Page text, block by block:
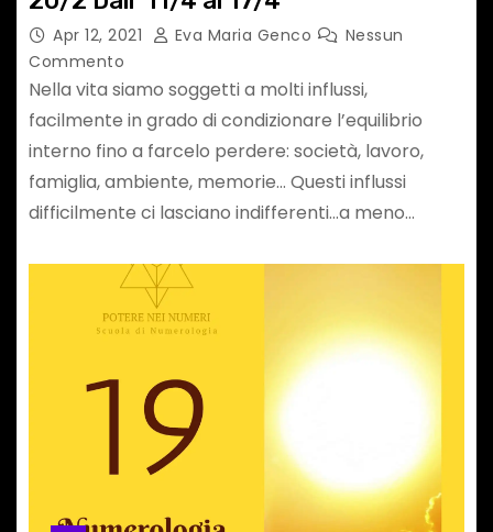
Apr 12, 2021 Eva Maria Genco
Nessun
Commento
Nella vita siamo soggetti a molti influssi,
facilmente in grado di condizionare l’equilibrio
interno fino a farcelo perdere: società, lavoro,
famiglia, ambiente, memorie… Questi influssi
difficilmente ci lasciano indifferenti…a meno…